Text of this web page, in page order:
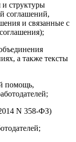
и структуры
соглашений,
и связанные с
а также тексты
помощь,
N 358-ФЗ)